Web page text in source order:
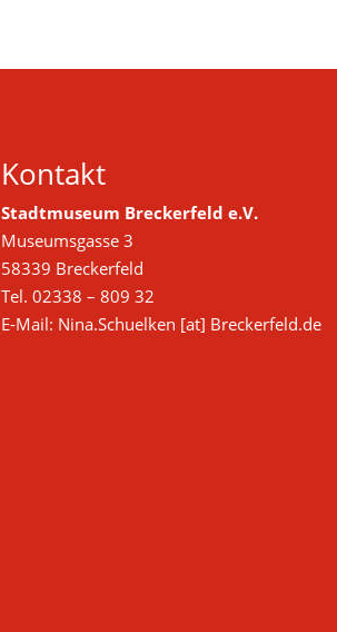
Kontakt
Stadtmuseum Breckerfeld e.V.
Museumsgasse 3
58339 Breckerfeld
Tel. 02338 – 809 32
E-Mail: Nina.Schuelken [at] Breckerfeld.de